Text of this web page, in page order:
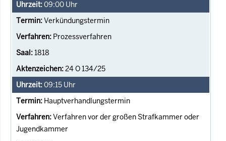
09:00 Uhr
Verkündungstermin
Prozessverfahren
1818
24 O 134/25
09:15 Uhr
Hauptverhandlungstermin
Verfahren vor der großen Strafkammer oder
Jugendkammer